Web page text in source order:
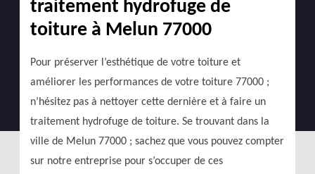
traitement hydrofuge de
toiture à Melun 77000
Pour préserver l’esthétique de votre toiture et
améliorer les performances de votre toiture 77000 ;
n’hésitez pas à nettoyer cette dernière et à faire un
traitement hydrofuge de toiture. Se trouvant dans la
ville de Melun 77000 ; sachez que vous pouvez compter
sur notre entreprise pour s’occuper de ces